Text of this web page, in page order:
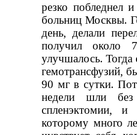
резко поблед­нел
больниц Москвы.
день, делали
получил около
улучшалось. Тогда
гемотрансфузий,
90 мг в сутки.
недели шли без
спленэктомии,
которому много